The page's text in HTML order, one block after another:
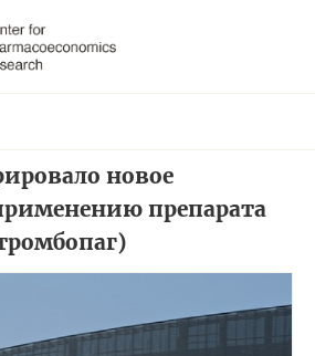
новое
препарата